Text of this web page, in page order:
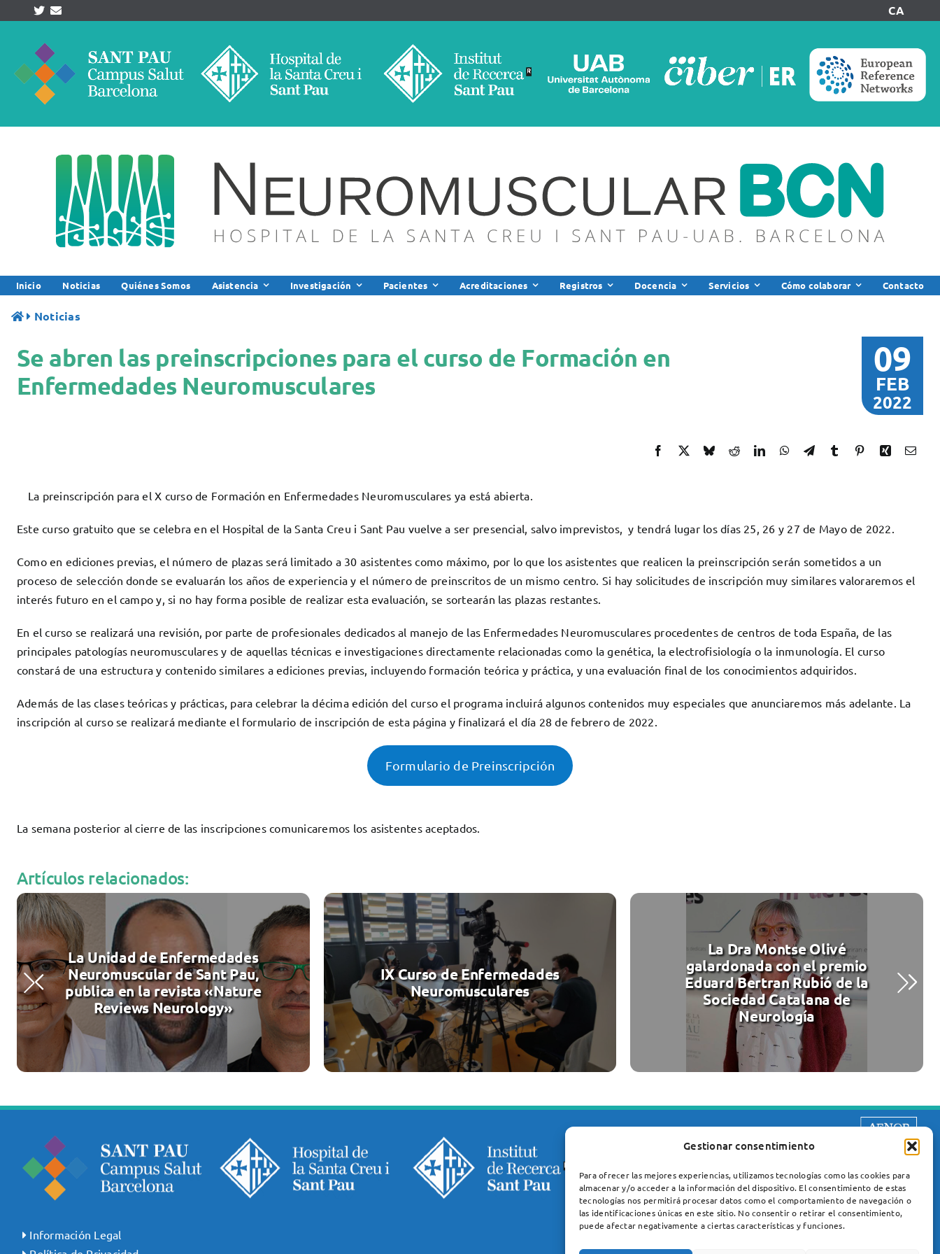
Gestionar consentimiento
Para ofrecer las mejores experiencias, utilizamos tecnologías como las cookies para
almacenar y/o acceder a la información del dispositivo. El consentimiento de estas
tecnologías nos permitirá procesar datos como el comportamiento de navegación o
las identificaciones únicas en este sitio. No consentir o retirar el consentimiento,
puede afectar negativamente a ciertas características y funciones.
content
CA
Inicio Noticias Quiénes Somos Asistencia Investigación Pacientes Acreditaciones Registros Docencia Servicios Cómo colaborar Contacto
Noticias
Se abren las preinscripciones para el curso de Formación en
Enfermedades Neuromusculares
09
FEB
2022
La preinscripción para el X curso de Formación en Enfermedades Neuromusculares ya está abierta.
Este curso gratuito que se celebra en el Hospital de la Santa Creu i Sant Pau vuelve a ser presencial, salvo imprevistos, y tendrá lugar los días 25, 26 y 27 de Mayo de 2022.
Como en ediciones previas, el número de plazas será limitado a 30 asistentes como máximo, por lo que los asistentes que realicen la preinscripción serán sometidos a un
proceso de selección donde se evaluarán los años de experiencia y el número de preinscritos de un mismo centro. Si hay solicitudes de inscripción muy similares valoraremos el
interés futuro en el campo y, si no hay forma posible de realizar esta evaluación, se sortearán las plazas restantes.
En el curso se realizará una revisión, por parte de profesionales dedicados al manejo de las Enfermedades Neuromusculares procedentes de centros de toda España, de las
principales patologías neuromusculares y de aquellas técnicas e investigaciones directamente relacionadas como la genética, la electrofisiología o la inmunología. El curso
constará de una estructura y contenido similares a ediciones previas, incluyendo formación teórica y práctica, y una evaluación final de los conocimientos adquiridos.
Además de las clases teóricas y prácticas, para celebrar la décima edición del curso el programa incluirá algunos contenidos muy especiales que anunciaremos más adelante. La
inscripción al curso se realizará mediante el formulario de inscripción de esta página y finalizará el día 28 de febrero de 2022.
Formulario de Preinscripción
La semana posterior al cierre de las inscripciones comunicaremos los asistentes aceptados.
Artículos relacionados:
La Unidad de Enfermedades
Neuromuscular de Sant Pau,
publica en la revista «Nature
Reviews Neurology»
IX Curso de Enfermedades
Neuromusculares
La Dra Montse Olivé
galardonada con el premio
Eduard Bertran Rubió de la
Sociedad Catalana de
Neurología
Información Legal
Unidad de Enfermedades Neuromusculares